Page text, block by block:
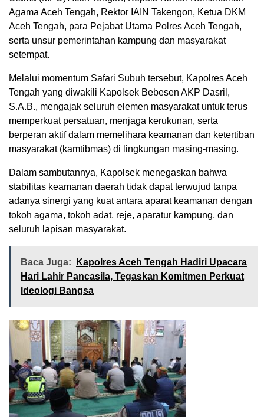
Agama Aceh Tengah, Rektor IAIN Takengon, Ketua DKM
Aceh Tengah, para Pejabat Utama Polres Aceh Tengah,
serta unsur pemerintahan kampung dan masyarakat
setempat.
Melalui momentum Safari Subuh tersebut, Kapolres Aceh
Tengah yang diwakili Kapolsek Bebesen AKP Dasril,
S.A.B., mengajak seluruh elemen masyarakat untuk terus
memperkuat persatuan, menjaga kerukunan, serta
berperan aktif dalam memelihara keamanan dan ketertiban
masyarakat (kamtibmas) di lingkungan masing-masing.
Dalam sambutannya, Kapolsek menegaskan bahwa
stabilitas keamanan daerah tidak dapat terwujud tanpa
adanya sinergi yang kuat antara aparat keamanan dengan
tokoh agama, tokoh adat, reje, aparatur kampung, dan
seluruh lapisan masyarakat.
Baca Juga:
Kapolres Aceh Tengah Hadiri Upacara
Hari Lahir Pancasila, Tegaskan Komitmen Perkuat
Ideologi Bangsa